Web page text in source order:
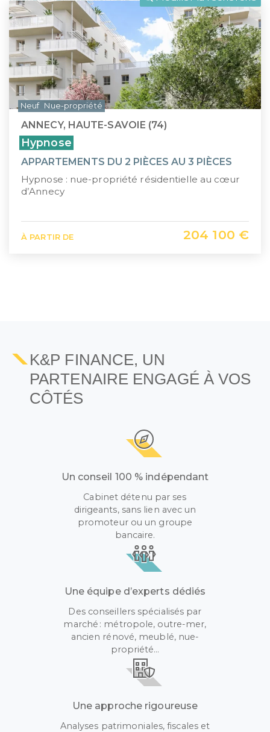
LLI
CIIC (Corse)
Maurice (non-résident)
PTZ
TVA réduite
Pays de la Loire
Provence-Alpes-Côte d'Azur
Guadeloupe (971)
Guyane (973)
La Réunion (974)
Martinique (972)
Nouvelle-Calédonie (988)
Polynésie française (987)
Île Maurice
ANNECY, HAUTE-SAVOIE (74)
Hypnose
APPARTEMENTS DU 2 PIÈCES AU 3 PIÈCES
Hypnose : nue-propriété résidentielle au cœur
d’Annecy
À PARTIR DE 204 100 €
Neuf Nue-propriété
K&P FINANCE, UN
PARTENAIRE ENGAGÉ À VOS
CÔTÉS
Un conseil 100 % indépendant
Cabinet détenu par ses
dirigeants, sans lien avec un
promoteur ou un groupe
bancaire.
Une équipe d’experts dédiés
Des conseillers spécialisés par
marché : métropole, outre-mer,
ancien rénové, meublé, nue-
propriété…
Une approche rigoureuse
Analyses patrimoniales, fiscales et